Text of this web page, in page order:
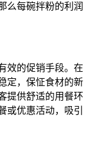
么每碗拌粉的利润
效的促销手段。在
定，保怔食材的新
提供舒适的用餐环
或优惠活动，吸引